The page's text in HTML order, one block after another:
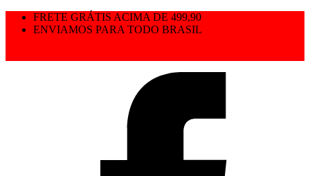
FRETE GRÁTIS ACIMA DE 499,90
ENVIAMOS PARA TODO BRASIL